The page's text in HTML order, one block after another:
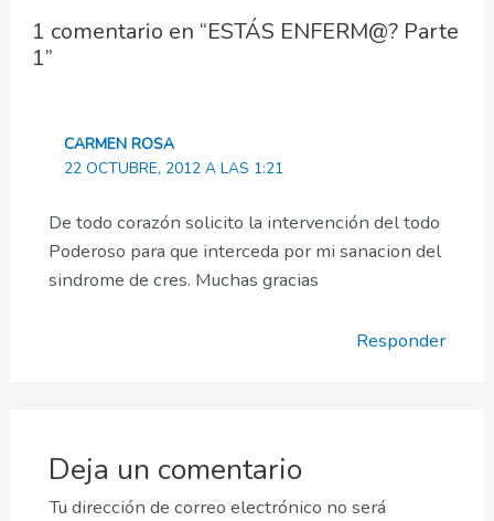
1 comentario en “ESTÁS ENFERM@? Parte
1”
CARMEN ROSA
22 OCTUBRE, 2012 A LAS 1:21
De todo corazón solicito la intervención del todo
Poderoso para que interceda por mi sanacion del
sindrome de cres. Muchas gracias
Responder
Deja un comentario
Tu dirección de correo electrónico no será